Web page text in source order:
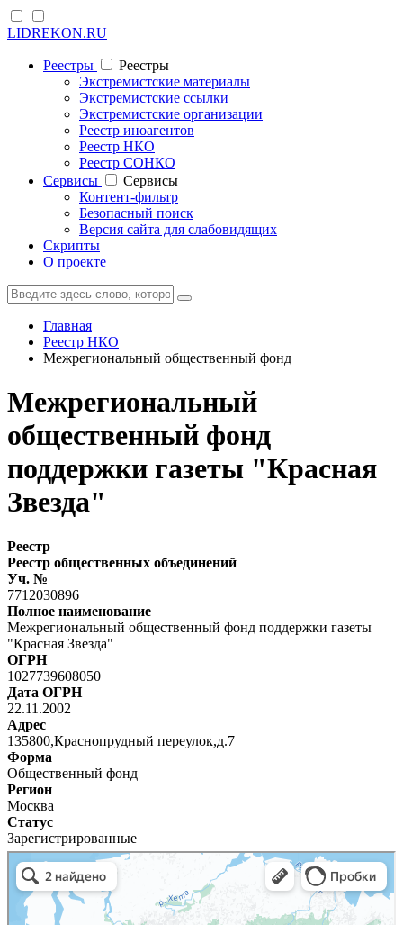
LIDREKON.RU
Реестры
Реестры
Экстремистские материалы
Экстремистские ссылки
Экстремистские организации
Реестр иноагентов
Реестр НКО
Реестр СОНКО
Cервисы
Cервисы
Контент-фильтр
Безопасный поиск
Версия сайта для слабовидящих
Скрипты
О проекте
Главная
Реестр НКО
Межрегиональный общественный фонд
Межрегиональный
общественный фонд
поддержки газеты "Красная
Звезда"
Реестр
Реестр общественных объединений
Уч. №
7712030896
Полное наименование
Межрегиональный общественный фонд поддержки газеты
"Красная Звезда"
ОГРН
1027739608050
Дата ОГРН
22.11.2002
Адрес
135800,Краснопрудный переулок,д.7
Форма
Общественный фонд
Регион
Москва
Статус
Зарегистрированные